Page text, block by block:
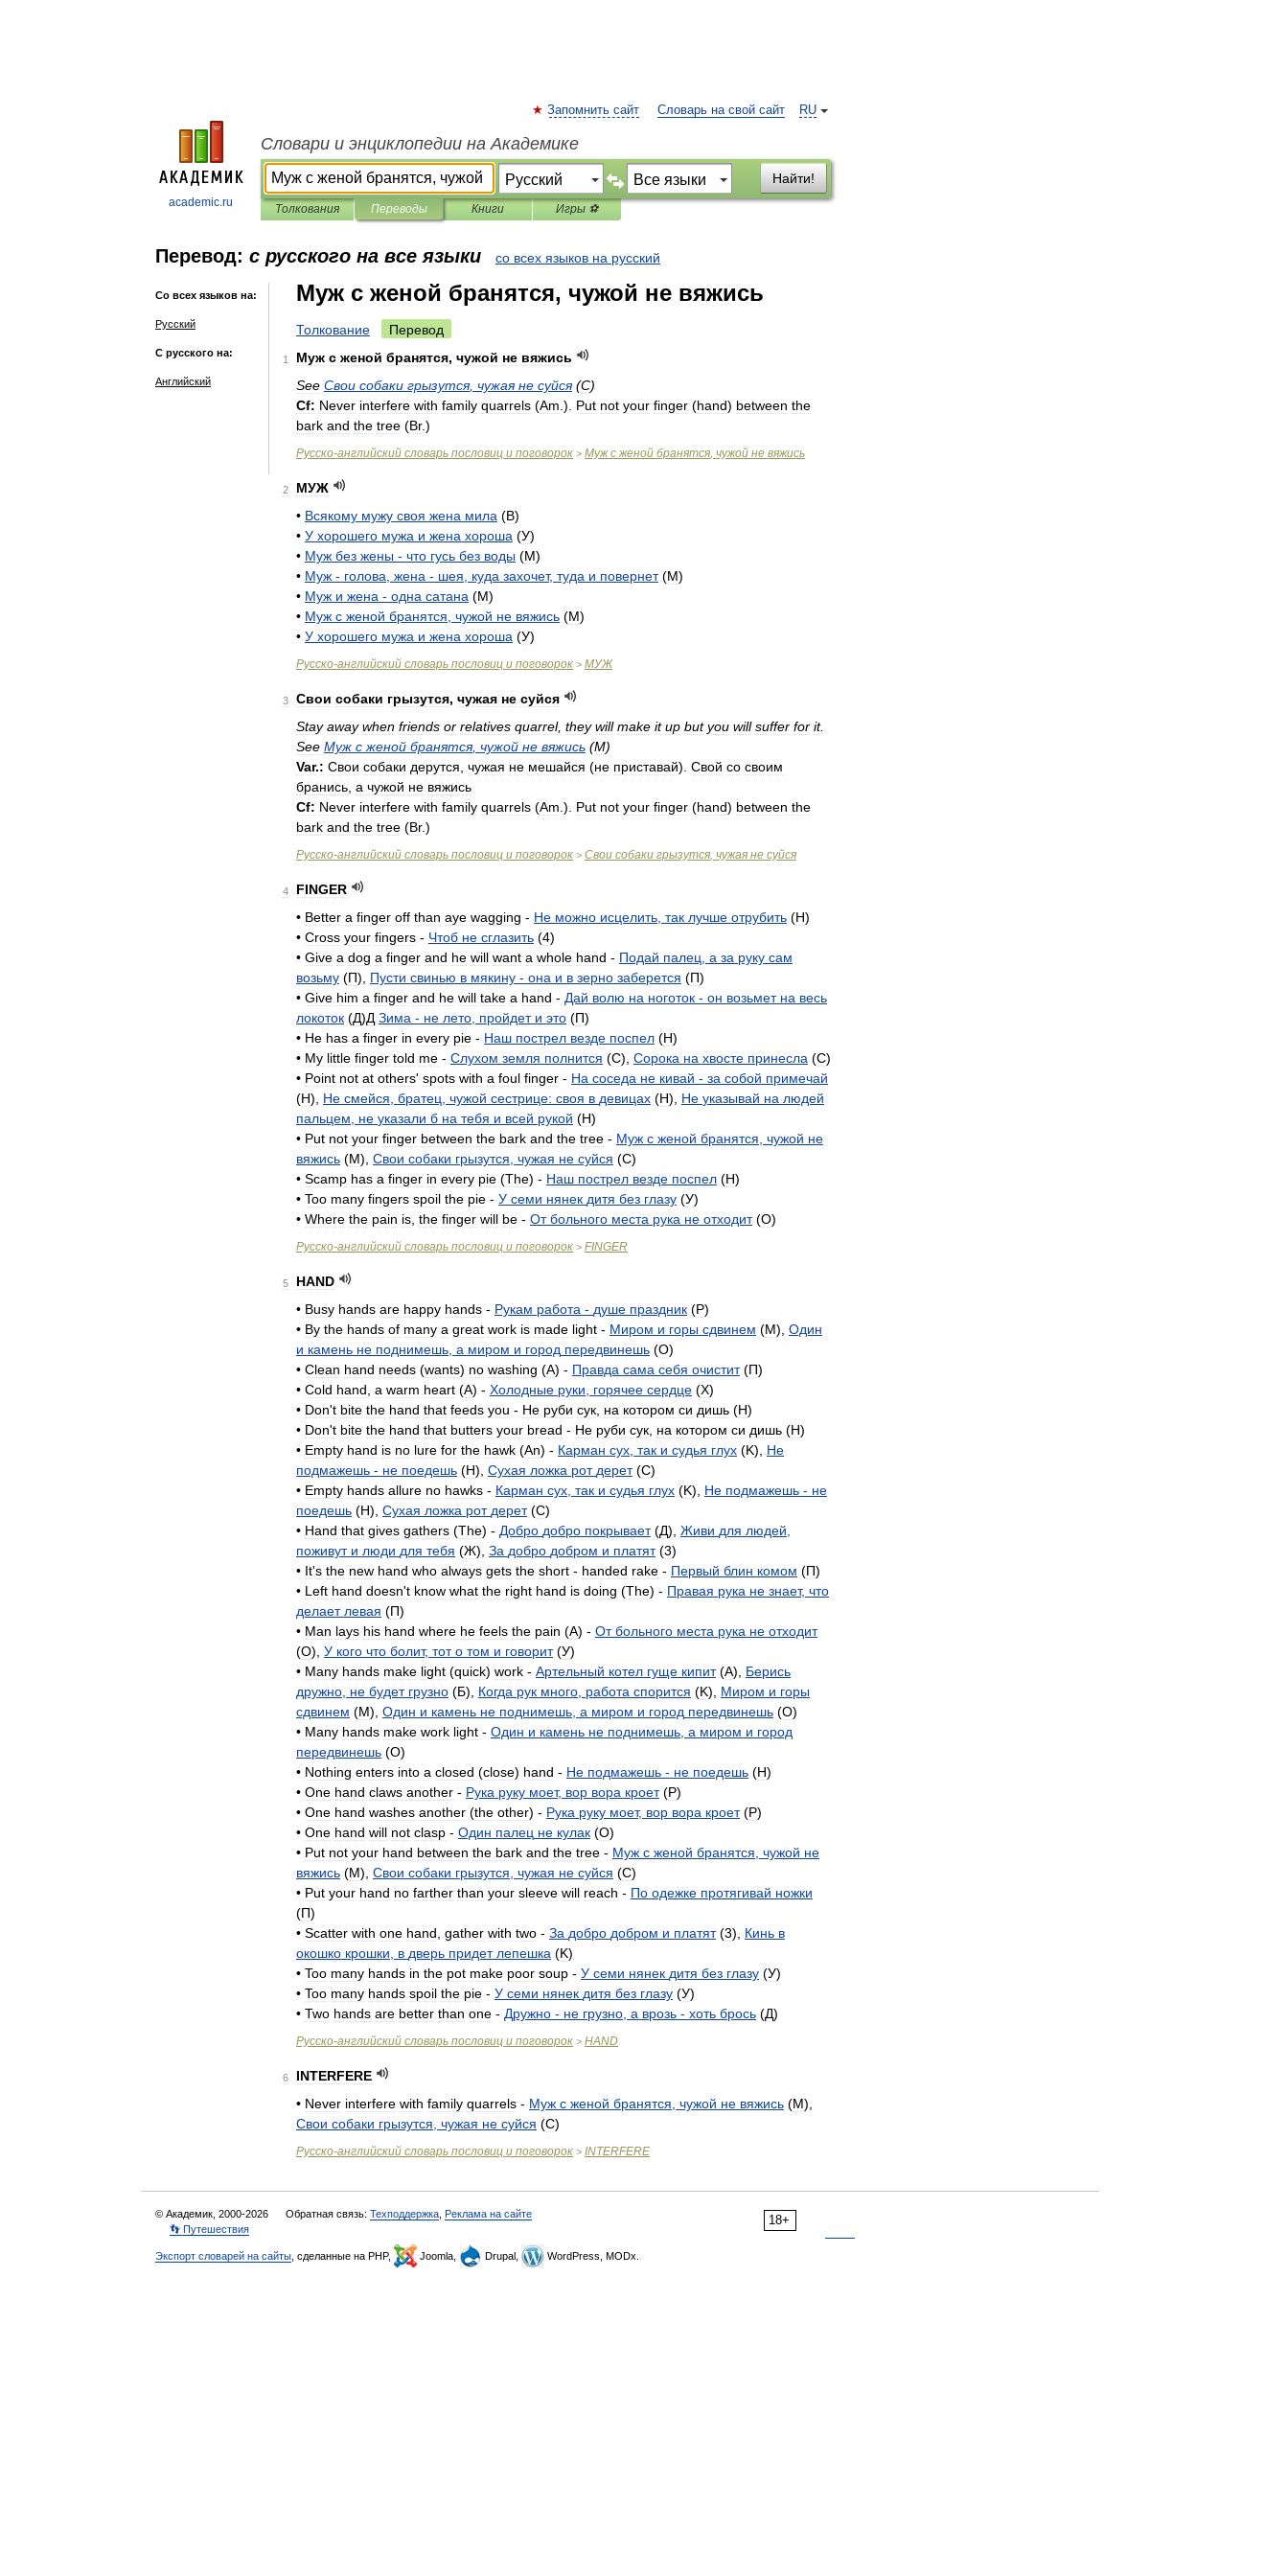
academic.ru
RU
Запомнить сайт Словарь на свой сайт
Словари и энциклопедии на Академике
Найти!
Толкования Переводы Книги Игры ⚽
Перевод: с русского на все языки со всех языков на русский
Со всех языков на:
Русский
С русского на:
Английский
Муж с женой бранятся, чужой не вяжись
Толкование Перевод
1 Муж с женой бранятся, чужой не вяжись
See Свои собаки грызутся, чужая не суйся(С)
Cf: Never interfere with family quarrels (Am ). Put not your finger (hand) between the
bark and the tree (Br.)
Русско-английский словарь пословиц и поговорок > Муж с женой бранятся, чужой не вяжись
2
МУЖ
• Всякому мужу своя жена мила (В)
• У хорошего мужа и жена хороша (У)
• Муж без жены - что гусь без воды (М)
• Муж - голова жена - шея куда захочет, туда и повернет(М)
• Муж и жена - одна сатана (М)
• Муж с женой бранятся чужой не вяжись (М)
• У хорошего мужа и жена хороша (У)
Русско-английский словарь пословиц и поговорок > МУЖ
3 Свои собаки грызутся, чужая не суйся
Stay away when friends or relatives quarrel, they will make it up but you will suffer for it.
See Муж с женой бранятся, чужой не вяжись (M)
Var.: Свои собаки дерутся чужая не мешайся (не приставай). Свой со своим
бранись а чужой не вяжись
Cf: Never interfere with family quarrels (Am ). Put not your finger (hand) between the
bark and the tree (Br.)
Русско-английский словарь пословиц и поговорок > Свои собаки грызутся, чужая не суйся
4
FINGER
• Better a finger off than aye wagging - Не можно исцелить так лучше отрубить (H)
• Cross your fingers - Чтоб не сглазить (4)
• Give a dog a finger and he will want a whole hand - Подай палец а за руку сам
возьму (П), Пусти свинью в мякину - она и в зерно заберется (П)
• Give him a finger and he will take a hand - Дай волю на ноготок - он возьмет на весь
локоток (Д)Д Зима - не лето пройдет и это (П)
• He has a finger in every pie - Наш пострел везде поспел (H)
• My little finger told me - Слухом земля полнится (C), Сорока на хвосте принесла (C)
• Point not at others' spots with a foul finger - На соседа не кивай - за собой примечай
(H), Не смейся братец чужой сестрице: своя в девицах (H), Не указывай на людей
пальцем
не указали б на тебя и всей рукой (H)
• Put not your finger between the bark and the tree - Муж с женой бранятся чужой не
вяжись (M), Свои собаки грызутся чужая не суйся (C)
• Scamp has a finger in every pie (The) - Наш пострел везде поспел (H)
• Too many fingers spoil the pie - У семи нянек дитя без глазу (У)
• Where the pain is the finger will be - От больного места рука не отходит(O)
Русско-английский словарь пословиц и поговорок > FINGER
5
HAND
• Busy hands are happy hands - Рукам работа - душе праздник (P)
• By the hands of many a great work is made light - Миром и горы сдвинем (M), Один
и камень не поднимешь а миром и город передвинешь (O)
• Clean hand needs (wants) no washing (A) - Правда сама себя очистит(П)
• Cold hand a warm heart (A) - Холодные руки горячее сердце (X)
• Don't bite the hand that feeds you - Не руби сук на котором си дишь (H)
• Don't bite the hand that butters your bread - Не руби сук на котором си дишь (H)
• Empty hand is no lure for the hawk (An) - Карман сух так и судья глух (K), Не
подмажешь - не поедешь (H), Сухая ложка рот дерет(C)
• Empty hands allure no hawks - Карман сух так и судья глух (K), Не подмажешь - не
поедешь (H), Сухая ложка рот дерет(C)
• Hand that gives gathers (The) - Добро добро покрывает(Д), Живи для людей
поживут и люди для тебя (Ж), За добро добром и платят(3)
• It's the new hand who always gets the short - handed rake - Первый блин комом (П)
• Left hand doesn't know what the right hand is doing (The) - Правая рука не знает, что
делает левая (П)
• Man lays his hand where he feels the pain (A) - От больного места рука не отходит
(O), У кого что болит, тот о том и говорит(У)
• Many hands make light (quick) work - Артельный котел гуще кипит(A), Берись
дружно не будет грузно (Б), Когда рук много работа спорится (K), Миром и горы
сдвинем (M), Один и камень не поднимешь а миром и город передвинешь (O)
• Many hands make work light - Один и камень не поднимешь а миром и город
передвинешь (O)
• Nothing enters into a closed (close) hand - Не подмажешь - не поедешь (H)
• One hand claws another - Рука руку моет, вор вора кроет(P)
• One hand washes another (the other) - Рука руку моет, вор вора кроет(P)
• One hand will not clasp - Один палец не кулак (O)
• Put not your hand between the bark and the tree - Муж с женой бранятся чужой не
вяжись (M), Свои собаки грызутся чужая не суйся (C)
• Put your hand no farther than your sleeve will reach - По одежке протягивай ножки
(П)
• Scatter with one hand gather with two - За добро добром и платят(3), Кинь в
окошко крошки в дверь придет лепешка (K)
• Too many hands in the pot make poor soup - У семи нянек дитя без глазу (У)
• Too many hands spoil the pie - У семи нянек дитя без глазу (У)
• Two hands are better than one - Дружно - не грузно а врозь - хоть брось (Д)
Русско-английский словарь пословиц и поговорок > HAND
6
INTERFERE
• Never interfere with family quarrels - Муж с женой бранятся чужой не вяжись (M),
Свои собаки грызутся чужая не суйся (C)
Русско-английский словарь пословиц и поговорок > INTERFERE
18+
© Академик, 2000-2026 Обратная связь: Техподдержка Реклама на сайте
👣 Путешествия
Экспорт словарей на сайты , сделанные на PHP, Joomla, Drupal, WordPress, MODx.